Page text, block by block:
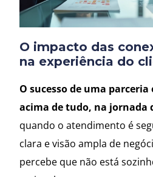
O impacto das
na experiência do
O sucesso de uma
acima de tudo, na jornada
quando o atendimento é
clara e visão ampla de
percebe que não está